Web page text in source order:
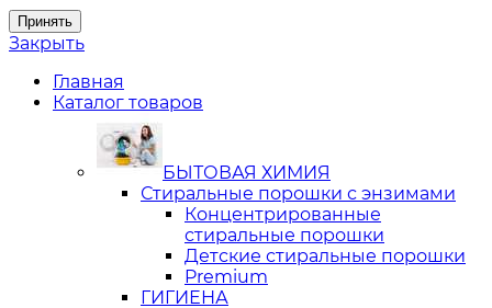
Принять
Закрыть
Главная
Каталог товаров
БЫТОВАЯ ХИМИЯ
Стиральные порошки с энзимами
Концентрированные
стиральные порошки
Детские стиральные порошки
Premium
ГИГИЕНА